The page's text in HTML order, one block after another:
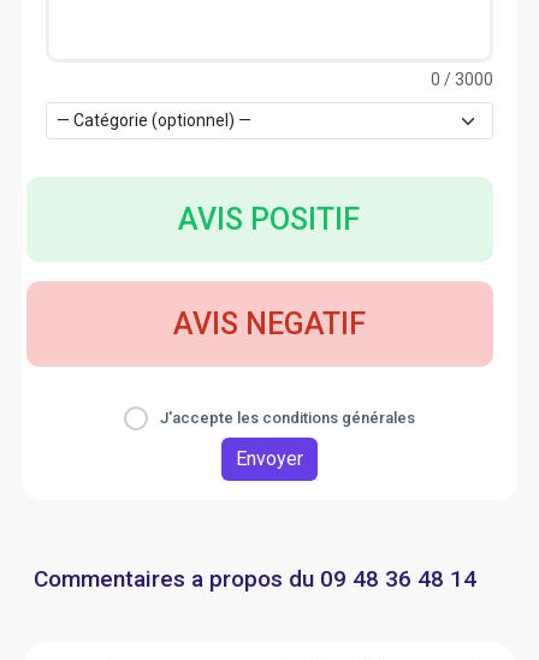
0 / 3000
AVIS POSITIF
AVIS NEGATIF
J'accepte les conditions générales
Envoyer
Commentaires a propos du 09 48 36 48 14